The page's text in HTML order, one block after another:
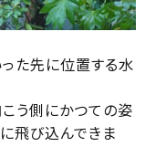
た先に位置する水
う側にかつての姿
飛び込んできま